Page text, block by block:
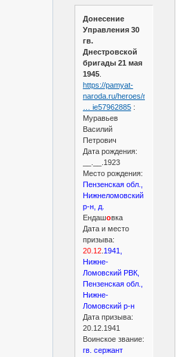
Донесение
Управления 30
гв.
Днестровской
бригады 21 мая
1945.
https://pamyat-
naroda.ru/heroes/memoria
… ie57962885:
Муравьев
Василий
Петрович
Дата рождения:
__.__.1923
Место рождения:
Пензенская обл.,
Нижнеломовский
р-н, д.
Ендашовка
Дата и место
призыва:
20.12. 1941,
Нижне-
Ломовский РВК,
Пензенская обл.,
Нижне-
Ломовский р-н
Дата призыва:
20.12.1941
Воинское звание:
гв. сержант